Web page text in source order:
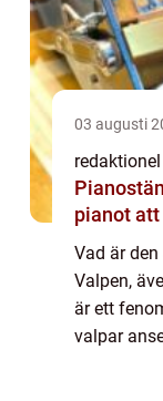
03 augusti
redaktionel
pianot
Vad är
Valpen,
är ett
valpar